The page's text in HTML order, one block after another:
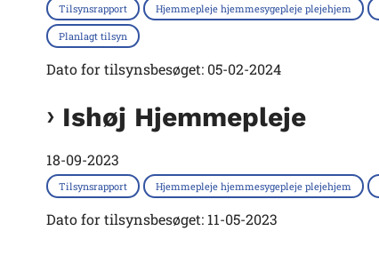
Tilsynsrapport Hjemmepleje hjemmesygepleje plejehjem
Planlagt tilsyn
Dato for tilsynsbesøget: 05-02-2024
Ishøj Hjemmepleje
18-09-2023
Tilsynsrapport Hjemmepleje hjemmesygepleje plejehjem
Dato for tilsynsbesøget: 11-05-2023